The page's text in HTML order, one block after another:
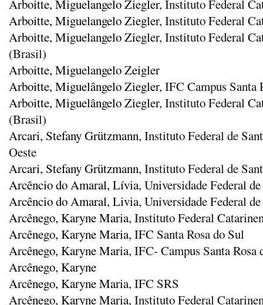
Arboitte, Miguelangelo Ziegler, Instituto Federal
Arboitte, Miguelangelo Ziegler, Instituto Federal
Arboitte, Miguelangelo Ziegler, Instituto Federal
(Brasil)
Arboitte, Miguelangelo Zeigler
Arboitte, Miguelângelo Ziegler, IFC Campus Santa
Arboitte, Miguelângelo Ziegler, Instituto Federal
(Brasil)
Arcari, Stefany Grützmann, Instituto Federal de
Oeste
Arcari, Stefany Grützmann, Instituto Federal de
Arcêncio do Amaral, Lívia, Universidade Federal
Arcêncio do Amaral, Livia, Universidade Federal
Arcênego, Karyne Maria, Instituto Federal
Arcênego, Karyne Maria, IFC Santa Rosa do Sul
Arcênego, Karyne Maria, IFC- Campus Santa Rosa
Arcênego, Karyne
Arcênego, Karyne Maria, IFC SRS
Arcênego, Karyne Maria, Instituto Federal